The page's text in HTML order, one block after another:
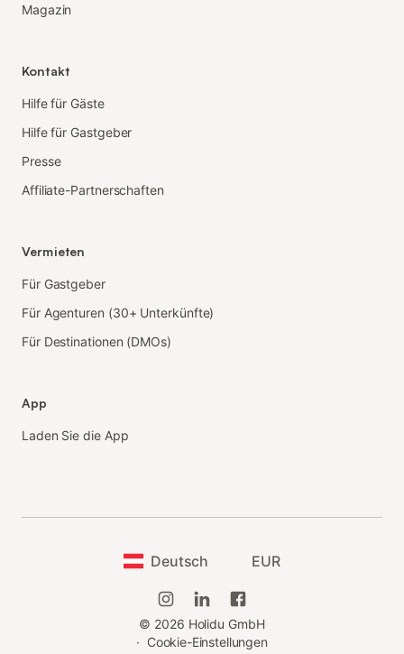
Magazin
Kontakt
Hilfe für Gäste
Hilfe für Gastgeber
Presse
Affiliate-Partnerschaften
Vermieten
Für Gastgeber
Für Agenturen (30+ Unterkünfte)
Für Destinationen (DMOs)
App
Laden Sie die App
Deutsch EUR
© 2026 Holidu GmbH
· Cookie-Einstellungen